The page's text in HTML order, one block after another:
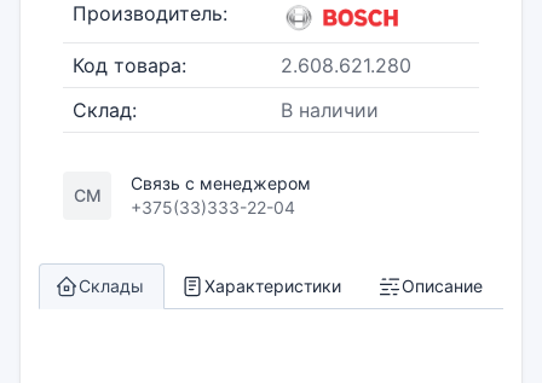
Производитель:
Код товара:
2.608.621.280
Склад:
В наличии
СМ
Связь с менеджером
+375(33)333-22-04
Склады Характеристики Описание